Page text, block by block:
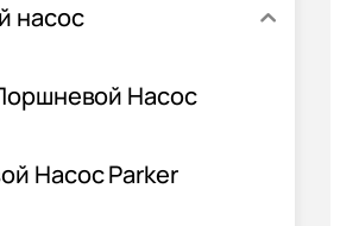
насос
Насос
Насос Parker